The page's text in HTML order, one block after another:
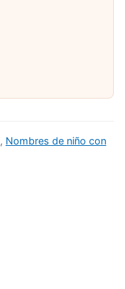
, Nombres de niño con